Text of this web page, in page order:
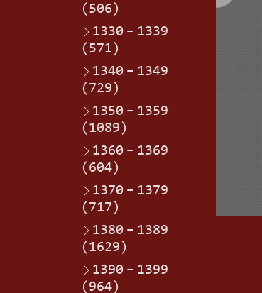
(506)
1330 – 1339
(571)
1340 – 1349
(729)
1350 – 1359
(1089)
1360 – 1369
(604)
1370 – 1379
(717)
1380 – 1389
(1629)
1390 – 1399
(964)